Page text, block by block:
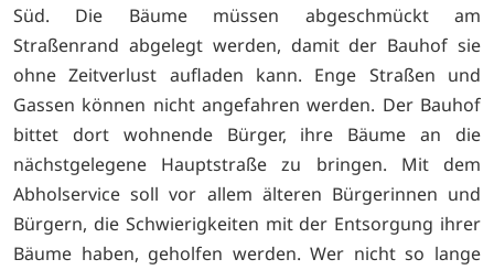
Süd. Die Bäume müssen abgeschmückt am
Straßenrand abgelegt werden, damit der Bauhof sie
ohne Zeitverlust aufladen kann. Enge Straßen und
Gassen können nicht angefahren werden. Der Bauhof
bittet dort wohnende Bürger, ihre Bäume an die
nächstgelegene Hauptstraße zu bringen. Mit dem
Abholservice soll vor allem älteren Bürgerinnen und
Bürgern, die Schwierigkeiten mit der Entsorgung ihrer
Bäume haben, geholfen werden. Wer nicht so lange